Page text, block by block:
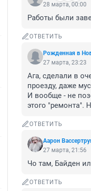
28 марта, 00:00
Работы были
ОТВЕТИТЬ
Рожденная в
27 марта, 23:23
Ага, сделали в
проезду, даже
И вообще - не
этого "ремонта".
ОТВЕТИТЬ
Аарон
27 марта, 21:56
Чо там, Байден
ОТВЕТИТЬ